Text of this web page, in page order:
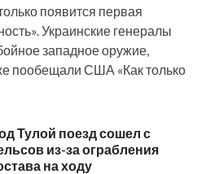
появится первая
Украинские генералы
западное оружие,
пообещали США «Как только
Тулой поезд сошел с
из-за ограбления
на ходу